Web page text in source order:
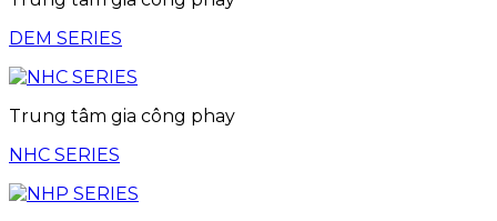
DEM SERIES
Trung tâm gia công phay
NHC SERIES